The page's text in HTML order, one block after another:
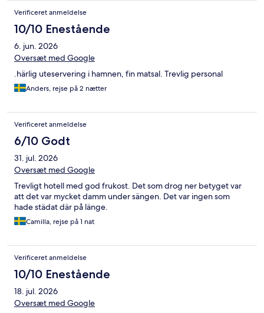
Verificeret anmeldelse
10/10 Enestående
6. jun. 2026
Oversæt med Google
.härlig uteservering i hamnen, fin matsal. Trevlig personal
Anders, rejse på 2 nætter
Verificeret anmeldelse
6/10 Godt
31. jul. 2026
Oversæt med Google
Trevligt hotell med god frukost. Det som drog ner betyget var
att det var mycket damm under sängen. Det var ingen som
hade städat där på länge.
Camilla, rejse på 1 nat
Verificeret anmeldelse
10/10 Enestående
18. jul. 2026
Oversæt med Google